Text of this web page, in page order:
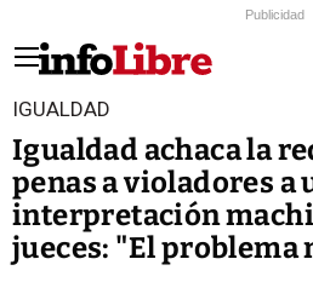
Publicidad
IGUALDAD
Igualdad achaca la
penas a violadores a
interpretación
jueces: "El problema